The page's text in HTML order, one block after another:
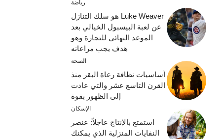
رياضة
Luke Weaver هو سلك التنازل
عن لعبة البيسبول الخيالي بعد
الموعد النهائي للتجارة وهو
هدف يجب مراعاته
الصحة
أساسيات نظافة رعاة البقر منذ
القرن التاسع عشر والتي عادت
إلى الظهور بقوة
الإسكان
استمتع بالإنتاج عاجلاً: عنصر
النفايات المنزلية الذي يمكنك